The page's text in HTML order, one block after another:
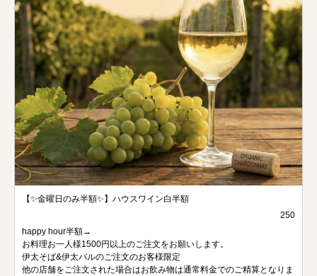
【✨金曜日のみ半額✨】ハウスワイン白半額
250
happy hour半額→
お料理お一人様1500円以上のご注文をお願いします。
伊太そば&伊太バルのご注文のお客様限定
他の店舗をご注文された場合はお飲み物は通常料金でのご精算となりま